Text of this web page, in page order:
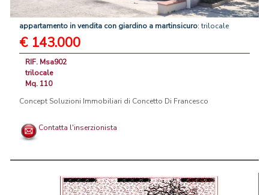
appartamento invendita con giardino a martinsicuro: trilocale
€ 143.000
RIF. Msa902
trilocale
Mq. 110
Concept Soluzioni Immobiliari di Concetto Di Francesco
Contatta l'inserzionista